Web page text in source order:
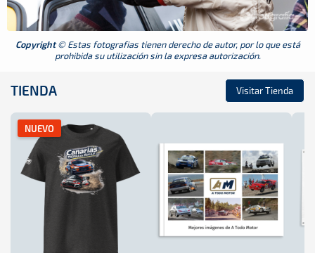
Copyright© Estas fotografias tienen derecho de autor, por lo que está
prohibida su utilización sin la expresa autorización.
TIENDA Visitar Tienda
NUEVO